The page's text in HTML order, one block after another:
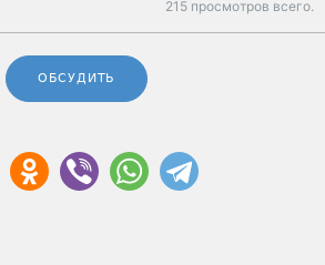
215 просмотров всего.
ОБСУДИТЬ